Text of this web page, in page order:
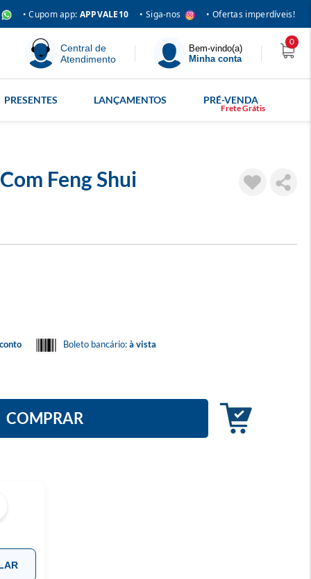
• Cupom app: APPVALE10 • Siga-nos • Ofertas imperdíveis!
Central de
Atendimento
Bem-vindo(a)
Minha conta
0
PRESENTES LANÇAMENTOS PRÉ-VENDA
Feng Shui
Boleto bancário:à vista
COMPRAR